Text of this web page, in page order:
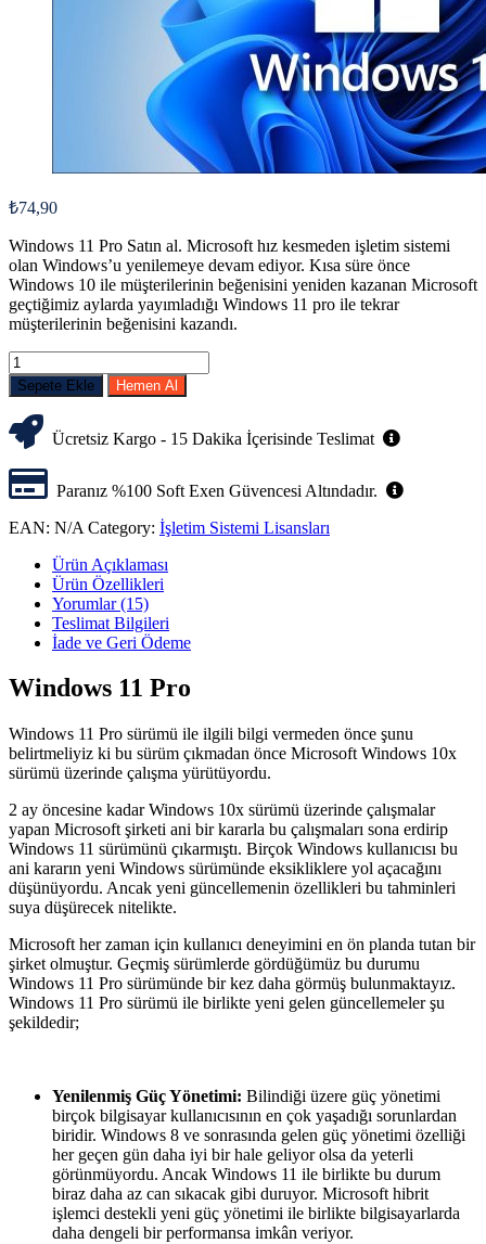
₺74,90
Windows 11 Pro Satın al. Microsoft hız kesmeden işletim sistemi
olan Windows’u yenilemeye devam ediyor. Kısa süre önce
Windows 10 ile müşterilerinin beğenisini yeniden kazanan Microsoft
geçtiğimiz aylarda yayımladığı Windows 11 pro ile tekrar
müşterilerinin beğenisini kazandı.
Sepete Ekle Hemen Al
Ücretsiz Kargo - 15 Dakika İçerisinde Teslimat
Paranız %100 Soft Exen Güvencesi Altındadır.
EAN: N/A Category: İşletim Sistemi Lisansları
Ürün Açıklaması
Ürün Özellikleri
Yorumlar (15)
Teslimat Bilgileri
İade ve Geri Ödeme
Windows 11 Pro
Windows 11 Pro sürümü ile ilgili bilgi vermeden önce şunu
belirtmeliyiz ki bu sürüm çıkmadan önce Microsoft Windows 10x
sürümü üzerinde çalışma yürütüyordu.
2 ay öncesine kadar Windows 10x sürümü üzerinde çalışmalar
yapan Microsoft şirketi ani bir kararla bu çalışmaları sona erdirip
Windows 11 sürümünü çıkarmıştı. Birçok Windows kullanıcısı bu
ani kararın yeni Windows sürümünde eksikliklere yol açacağını
düşünüyordu. Ancak yeni güncellemenin özellikleri bu tahminleri
suya düşürecek nitelikte.
Microsoft her zaman için kullanıcı deneyimini en ön planda tutan bir
şirket olmuştur. Geçmiş sürümlerde gördüğümüz bu durumu
Windows 11 Pro sürümünde bir kez daha görmüş bulunmaktayız.
Windows 11 Pro sürümü ile birlikte yeni gelen güncellemeler şu
şekildedir;
Yenilenmiş Güç Yönetimi: Bilindiği üzere güç yönetimi
birçok bilgisayar kullanıcısının en çok yaşadığı sorunlardan
biridir. Windows 8 ve sonrasında gelen güç yönetimi özelliği
her geçen gün daha iyi bir hale geliyor olsa da yeterli
görünmüyordu. Ancak Windows 11 ile birlikte bu durum
biraz daha az can sıkacak gibi duruyor. Microsoft hibrit
işlemci destekli yeni güç yönetimi ile birlikte bilgisayarlarda
daha dengeli bir performansa imkân veriyor.